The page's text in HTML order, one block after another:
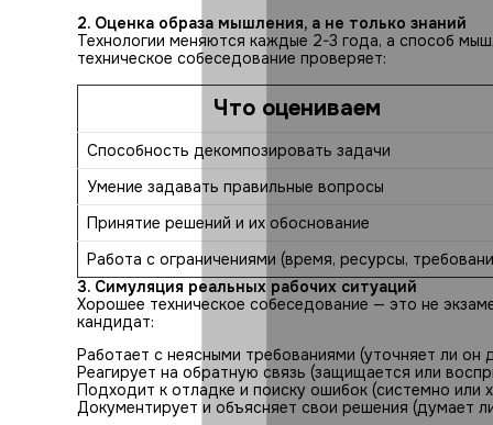
2. Оценка образа мышления, а не только знаний
Технологии меняются каждые 2-3 года, а способ
техническое собеседование проверяет:
Что оцениваем
Способность декомпозировать задачи
Умение задавать правильные вопросы
Принятие решений и их обоснование
Работа с ограничениями (время, ресурсы,
3. Симуляция реальных рабочих ситуаций
Хорошее техническое собеседование — это не
кандидат:
Работает с неясными требованиями (уточняет ли он
Реагирует на обратную связь (защищается или
Подходит к отладке и поиску ошибок (системно или
Документирует и объясняет свои решения (думает